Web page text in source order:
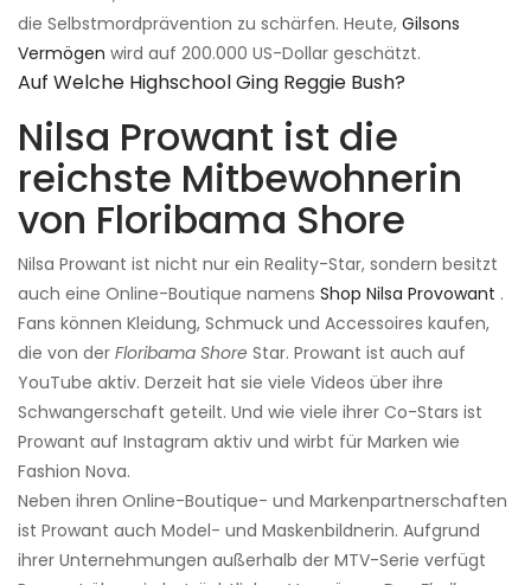
die Selbstmordprävention zu schärfen. Heute, Gilsons
Vermögen wird auf 200.000 US-Dollar geschätzt.
Auf Welche Highschool Ging Reggie Bush?
Nilsa Prowant ist die
reichste Mitbewohnerin
von Floribama Shore
Nilsa Prowant ist nicht nur ein Reality-Star, sondern besitzt
auch eine Online-Boutique namens Shop Nilsa Provowant .
Fans können Kleidung, Schmuck und Accessoires kaufen,
die von der Floribama Shore Star. Prowant ist auch auf
YouTube aktiv. Derzeit hat sie viele Videos über ihre
Schwangerschaft geteilt. Und wie viele ihrer Co-Stars ist
Prowant auf Instagram aktiv und wirbt für Marken wie
Fashion Nova.
Neben ihren Online-Boutique- und Markenpartnerschaften
ist Prowant auch Model- und Maskenbildnerin. Aufgrund
ihrer Unternehmungen außerhalb der MTV-Serie verfügt